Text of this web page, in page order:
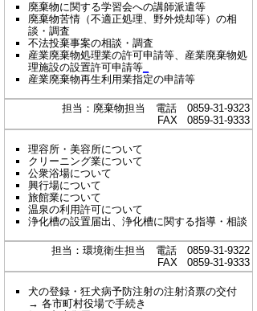
廃棄物に関する学習会への講師派遣等
廃棄物苦情（不適正処理、野外焼却等）の相
談・調査
不法投棄事案の相談・調査
産業廃棄物処理業の許可申請等、産業廃棄物処
理施設の設置許可申請等
産業廃棄物再生利用業指定の申請等
担当：廃棄物担当 電話 0859-31-9323
FAX 0859-31-9333
理容所・美容所について
クリーニング業について
公衆浴場について
興行場について
旅館業について
温泉の利用許可について
浄化槽の設置届出、浄化槽に関する指導・相談
担当：環境衛生担当 電話 0859-31-9322
FAX 0859-31-9333
犬の登録・狂犬病予防注射の注射済票の交付
→ 各市町村役場で手続き